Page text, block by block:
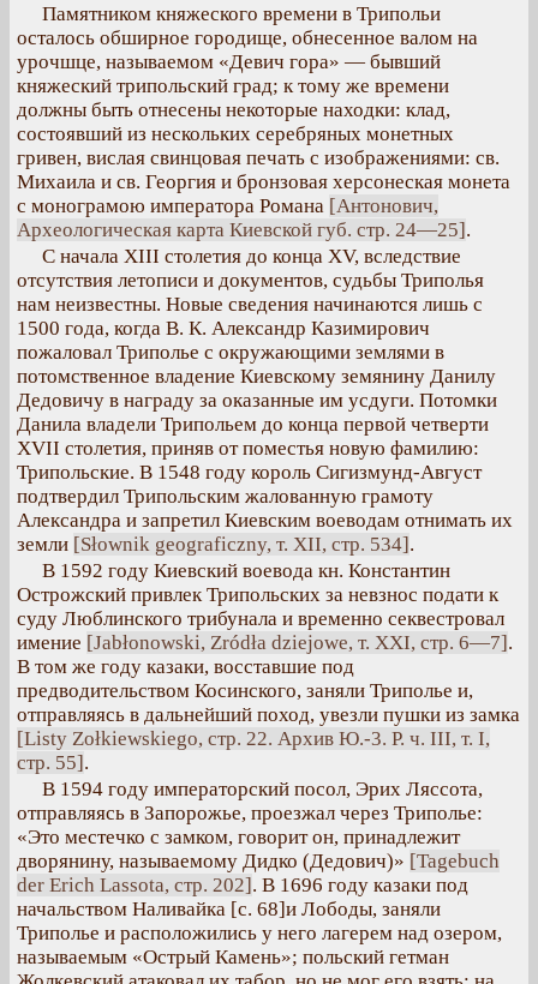
Памятником княжеского времени в Трипольи
осталось обширное городище, обнесенное валом на
урочшце, называемом «Девич гора» — бывший
княжеский трипольский град; к тому же времени
должны быть отнесены некоторые находки: клад,
состоявший из нескольких серебряных монетных
гривен, вислая свинцовая печать с изображениями: св.
Михаила и св. Георгия и бронзовая херсонеская монета
с монограмою императора Романа [Антонович,
Археологическая карта Киевской губ. стр. 24—25].
С начала XIII столетия до конца XV, вследствие
отсутствия летописи и документов, судьбы Триполья
нам неизвестны. Новые сведения начинаются лишь с
1500 года, когда В. К. Александр Казимирович
пожаловал Триполье с окружающими землями в
потомственное владение Киевскому земянину Данилу
Дедовичу в награду за оказанные им усдуги. Потомки
Данила владели Трипольем до конца первой четверти
XVII столетия, приняв от поместья новую фамилию:
Трипольские. В 1548 году король Сигизмунд-Август
подтвердил Трипольским жалованную грамоту
Александра и запретил Киевским воеводам отнимать их
земли [Słownik geograficzny, т. XII, стр. 534].
В 1592 году Киевский воевода кн. Константин
Острожский привлек Трипольских за невзнос подати к
суду Люблинского трибунала и временно секвестровал
имение [Jabłonowski, Zródła dziejowe, т. XXI, стр. 6—7].
В том же году казаки, восставшие под
предводительством Косинского, заняли Триполье и,
отправляясь в дальнейший поход, увезли пушки из замка
[Listy Zołkiewskiego, стр. 22. Архив Ю.-3. Р. ч. III, т. I,
стр. 55].
В 1594 году императорский посол, Эрих Ляссота,
отправляясь в Запорожье, проезжал через Триполье:
«Это местечко с замком, говорит он, принадлежит
дворянину, называемому Дидко (Дедович)» [Tagebuch
der Erich Lassota, стр. 202]. В 1696 году казаки под
начальством Наливайка [с. 68]и Лободы, заняли
Триполье и расположились у него лагерем над озером,
называемым «Острый Камень»; польский гетман